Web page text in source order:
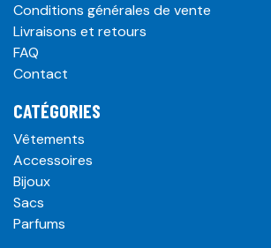
Conditions générales de vente
Livraisons et retours
FAQ
Contact
CATÉGORIES
Vêtements
Accessoires
Bijoux
Sacs
Parfums